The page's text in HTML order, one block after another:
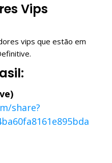
Vips
vips que estão em
share?